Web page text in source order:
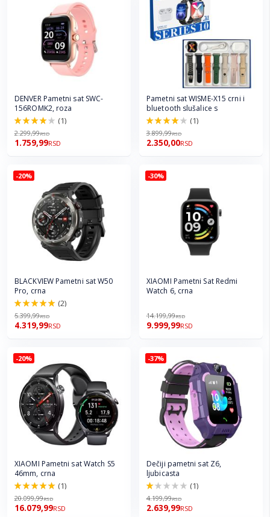
DENVER Pametni sat SWC-
156ROMK2, roza
80.0%
(1)
2.299,99RSD
1.759,99RSD
Pametni sat WISME-X15 crni i
bluetooth slušalice s
80.0%
(1)
3.899,99RSD
2.350,00RSD
-20%
BLACKVIEW Pametni sat W50
Pro, crna
100.0%
(2)
5.399,99RSD
4.319,99RSD
-30%
XIAOMI Pametni Sat Redmi
Watch 6, crna
14.199,99RSD
9.999,99RSD
-20%
XIAOMI Pametni sat Watch S5
46mm, crna
100.0%
(1)
20.099,99RSD
16.079,99RSD
-37%
Dečiji pametni sat Z6,
ljubicasta
20.0%
(1)
4.199,99RSD
2.639,99RSD